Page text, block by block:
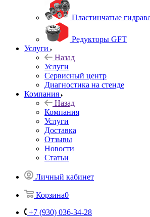
Пластинчатые
Редукторы GFT
Услуги
Назад
Услуги
Сервисный центр
Диагностика на стенде
Компания
Назад
Компания
Услуги
Доставка
Отзывы
Новости
Статьи
Личный кабинет
Корзина0
+7 (930) 036-34-28